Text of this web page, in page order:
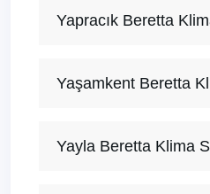
Yapracık Beretta
Yaşamkent Beretta
Yayla Beretta Klima